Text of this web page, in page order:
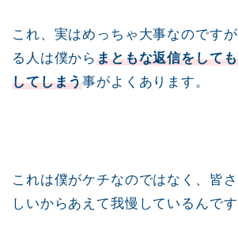
これ、実はめっちゃ大事なのです
る人は僕からまともな返信をして
してしまう事がよくあります。
これは僕がケチなのではなく、皆
しいからあえて我慢しているんです